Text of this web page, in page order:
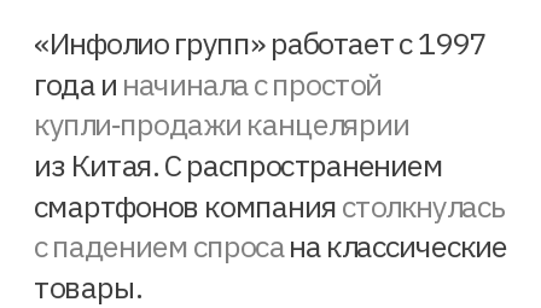
«Инфолио групп» работает с 1997
года и начинала с простой
купли‑продажи канцелярии
из Китая. С распространением
смартфонов компаниястолкнулась
с падением спросана классические
товары.